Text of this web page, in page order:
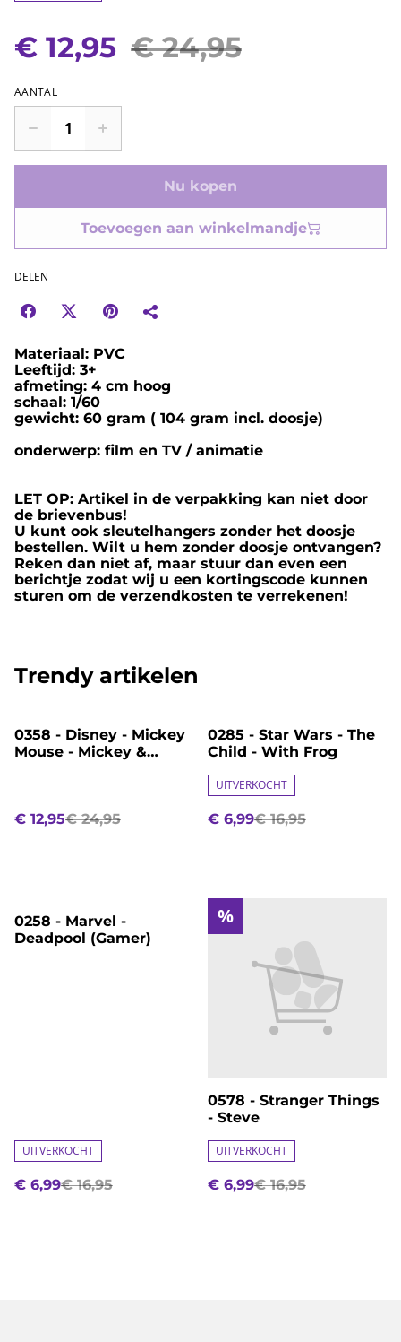
€ 12,95 € 24,95
AANTAL
Nu kopen
Toevoegen aan winkelmandje
DELEN
Materiaal: PVC
Leeftijd: 3+
afmeting: 4 cm hoog
schaal: 1/60
gewicht: 60 gram ( 104 gram incl. doosje)
onderwerp: film en TV / animatie
LET OP: Artikel in de verpakking kan niet door
de brievenbus!
U kunt ook sleutelhangers zonder het doosje
bestellen. Wilt u hem zonder doosje ontvangen?
Reken dan niet af, maar stuur dan even een
berichtje zodat wij u een kortingscode kunnen
sturen om de verzendkosten te verrekenen!
Trendy artikelen
%
0358 - Disney - Mickey
Mouse - Mickey &
€ 12,95€ 24,95
%
0285 - Star Wars - The
Child - With Frog
UITVERKOCHT
€ 6,99€ 16,95
%
0258 - Marvel -
Deadpool (Gamer)
UITVERKOCHT
€ 6,99€ 16,95
%
0578 - Stranger Things
- Steve
UITVERKOCHT
€ 6,99€ 16,95